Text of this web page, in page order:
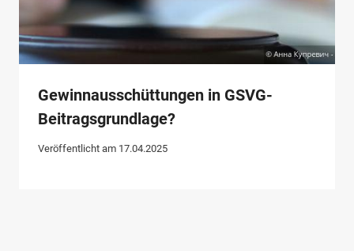
Gewinnausschüttungen in GSVG-
Beitragsgrundlage?
Veröffentlicht am 17.04.2025